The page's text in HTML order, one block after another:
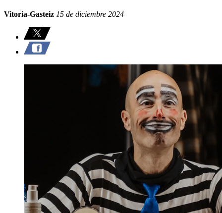
Vitoria-Gasteiz 15 de diciembre 2024